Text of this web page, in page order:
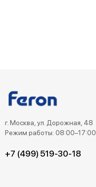
г. Москва, ул. Дорожная, 48
Режим работы: 08:00–17:00
+7 (499) 519-30-18